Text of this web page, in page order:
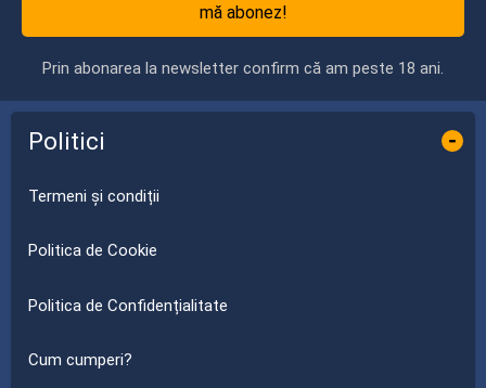
mă abonez!
Prin abonarea la newsletter confirm că am peste 18 ani.
Politici -
Termeni și condiții
Politica de Cookie
Politica de Confidențialitate
Cum cumperi?